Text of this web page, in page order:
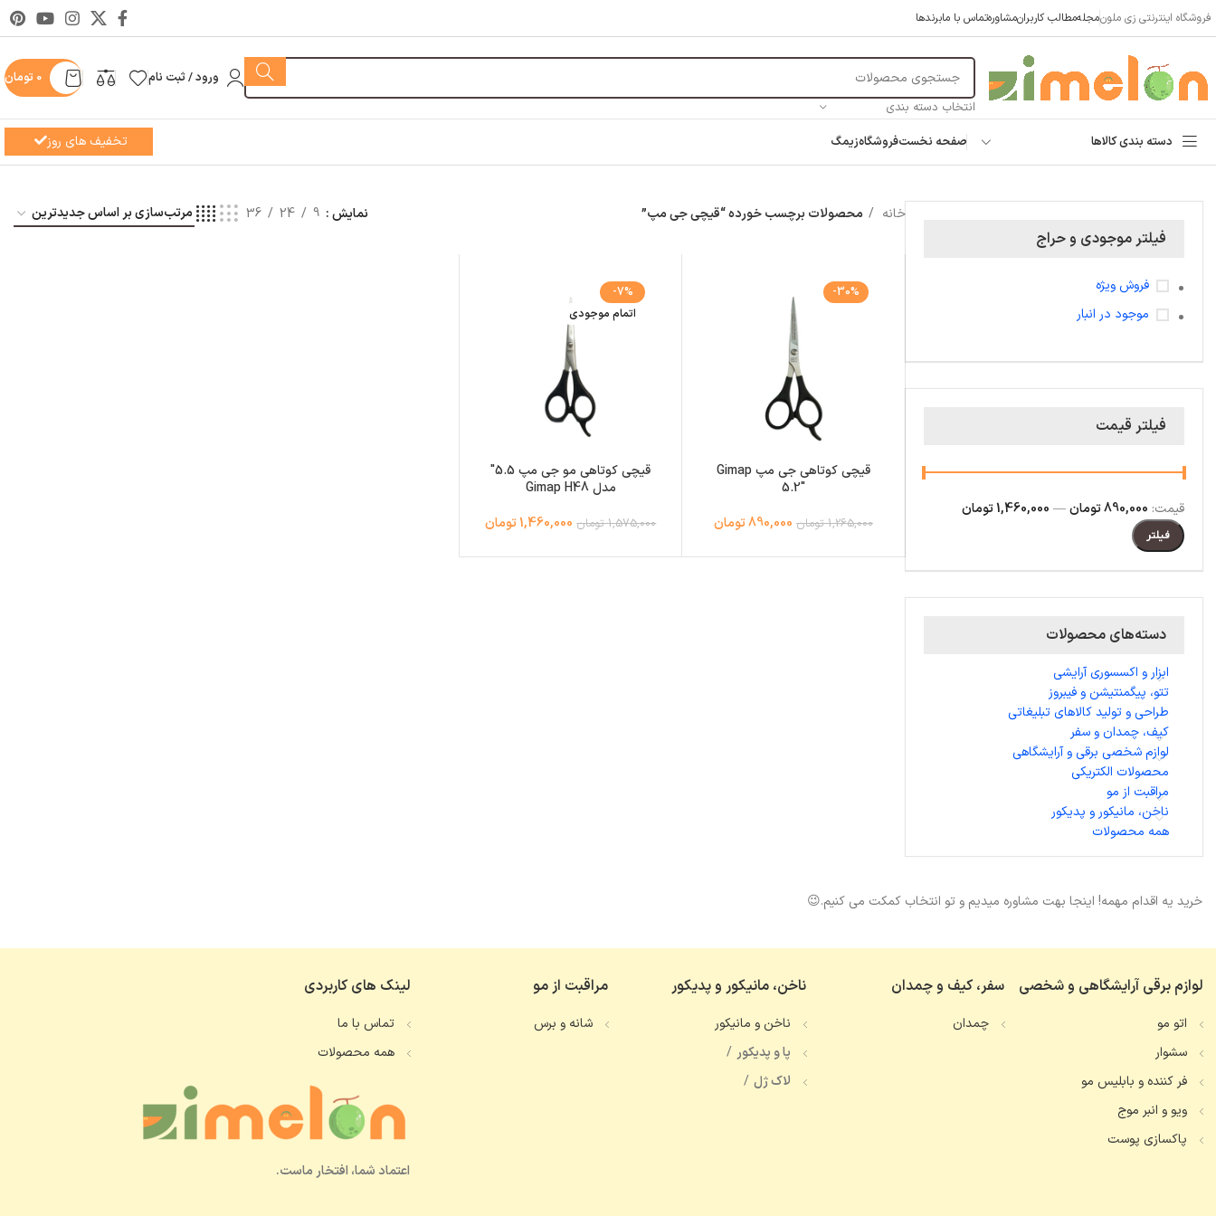
فروشگاه اینترنتی زی ملونمجلهمطالب کاربرانمشاورهتماس با مابرندها
انتخاب دسته بندی
ورود / ثبت نام 0 تومان
دسته بندی کالاها صفحه نخستفروشگاهزیمگ تخفیف های روز
فیلتر موجودی و حراج
فروش ویژه
موجود در انبار
فیلتر قیمت
فیلتر
قیمت: 890,000 تومان — 1,460,000 تومان
دسته‌های محصولات
ابزار و اکسسوری آرایشی
تتو، پیگمنتیشن و فیبروز
طراحی و تولید کالاهای تبلیغاتی
کیف، چمدان و سفر
لوازم شخصی برقی و آرایشگاهی
محصولات الکتریکی
مراقبت از مو
ناخن، مانیکور و پدیکور
همه محصولات
خانه محصولات برچسب خورده “قیچی جی مپ” نمایش 9
24
36
-30%
قیچی کوتاهی جی مپ Gimap
5.2″
1,265,000 تومان 890,000 تومان
-7%
اتمام موجودی
قیچی کوتاهی مو جی مپ 5.5″
مدل Gimap H48
1,575,000 تومان 1,460,000 تومان
خرید یه اقدام مهمه! اینجا بهت مشاوره میدیم و تو انتخاب کمکت می کنیم.😉
لوازم برقی آرایشگاهی و شخصی
اتو مو
سشوار
فر کننده و بابلیس مو
ویو و انبر موج
پاکسازی پوست
سفر، کیف و چمدان
چمدان
ناخن، مانیکور و پدیکور
ناخن و مانیکور
پا و پدیکور
لاک ژل
مراقبت از مو
شانه و برس
لینک های کاربردی
تماس با ما
همه محصولات
اعتماد شما، افتخار ماست.